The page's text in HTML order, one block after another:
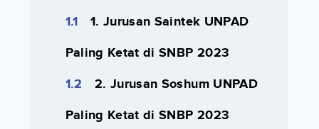
1. Jurusan Saintek UNPAD
Paling Ketat di SNBP 2023
2. Jurusan Soshum UNPAD
Paling Ketat di SNBP 2023